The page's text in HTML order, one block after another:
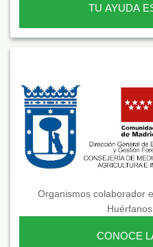
TU AYUDA
Organismos colaborador
CONOCE